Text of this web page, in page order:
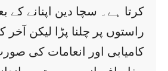
کرتا ہے۔ سچا دین اپنانے کے
راستوں پر چلنا پڑا لیکن آخر
کامیابی اور انعامات کی